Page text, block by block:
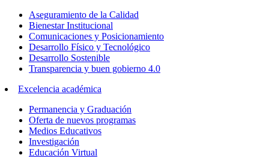
Aseguramiento de la Calidad
Bienestar Institucional
Comunicaciones y Posicionamiento
Desarrollo Físico y Tecnológico
Desarrollo Sostenible
Transparencia y buen gobierno 4.0
Excelencia académica
Permanencia y Graduación
Oferta de nuevos programas
Medios Educativos
Investigación
Educación Virtual